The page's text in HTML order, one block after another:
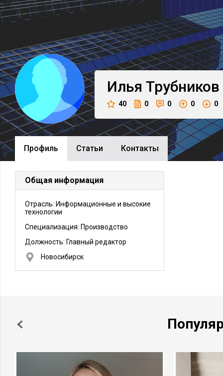
Илья Трубников
40 0 0 0 0
Профиль Cтатьи Контакты
Общая информация
Отрасль: Информационные и высокие
технологии
Специализация: Производство
Должность: Главный редактор
Новосибирск